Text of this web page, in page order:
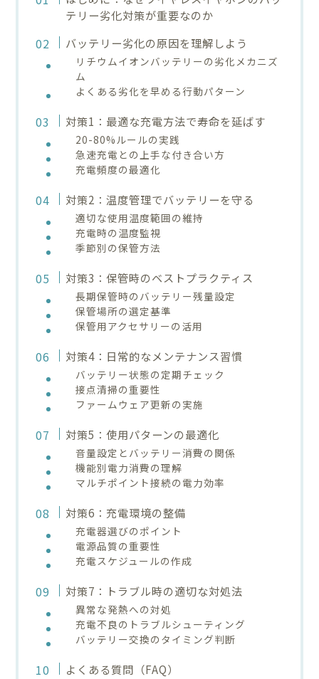
テリー劣化対策が重要なのか
バッテリー劣化の原因を理解しよう
リチウムイオンバッテリーの劣化メカニズ
ム
よくある劣化を早める行動パターン
対策1：最適な充電方法で寿命を延ばす
20-80%ルールの実践
急速充電との上手な付き合い方
充電頻度の最適化
対策2：温度管理でバッテリーを守る
適切な使用温度範囲の維持
充電時の温度監視
季節別の保管方法
対策3：保管時のベストプラクティス
長期保管時のバッテリー残量設定
保管場所の選定基準
保管用アクセサリーの活用
対策4：日常的なメンテナンス習慣
バッテリー状態の定期チェック
接点清掃の重要性
ファームウェア更新の実施
対策5：使用パターンの最適化
音量設定とバッテリー消費の関係
機能別電力消費の理解
マルチポイント接続の電力効率
対策6：充電環境の整備
充電器選びのポイント
電源品質の重要性
充電スケジュールの作成
対策7：トラブル時の適切な対処法
異常な発熱への対処
充電不良のトラブルシューティング
バッテリー交換のタイミング判断
よくある質問（FAQ）